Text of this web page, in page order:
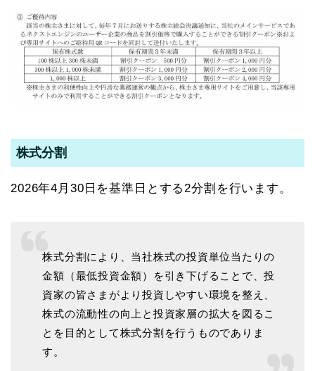
株式分割
2026年4月30日を基準日とする2分割を行います。
株式分割により、当社株式の投資単位当たりの
金額（最低投資金額）を引き下げることで、投
資家の皆さまがより投資しやすい環境を整え、
株式の流動性の向上と投資家層の拡大を図るこ
とを目的として株式分割を行うものでありま
す。